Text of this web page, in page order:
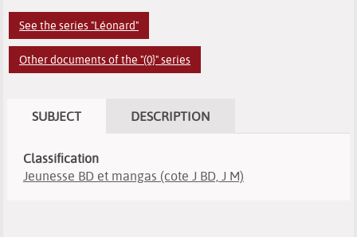
See the series "Léonard"
Other documents of the "(0}" series
SUBJECT DESCRIPTION
Classification
Jeunesse BD et mangas (cote J BD, J M)